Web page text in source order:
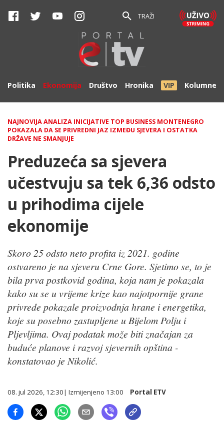
TRAŽI
Politika Ekonomija Društvo Hronika VIP Kolumne
NAJNOVIJA ANALIZA INICIJATIVE TOP BUSINESS MONTENEGRO
POKAZALA DA SE PRIVREDNI JAZ IZMEĐU SJEVERA I OSTATKA
DRŽAVE NE SMANJUJE
Preduzeća sa sjevera
učestvuju sa tek 6,36 odsto
u prihodima cijele
ekonomije
Skoro 25 odsto neto profita iz 2021. godine
ostvareno je na sjeveru Crne Gore. Sjetimo se, to je
bila prva postkovid godina, koja nam je pokazala
kako su se u vrijeme krize kao najotpornije grane
privrede pokazale proizvodnja hrane i energetika,
koje su posebno zastupljene u Bijelom Polju i
Pljevljima. Ovaj podatak može biti značajan za
buduće planove i razvoj sjevernih opština -
konstatovao je Nikolić.
08. jul 2026, 12:30| Izmijenjeno 13:00 Portal ETV